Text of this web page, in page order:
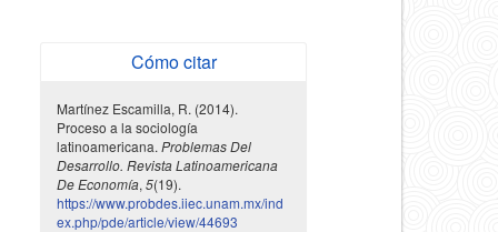
Cómo citar
Martínez Escamilla, R. (2014).
Proceso a la sociología
latinoamericana. Problemas Del
Desarrollo. Revista Latinoamericana
De Economía, 5(19).
https://www.probdes.iiec.unam.mx/ind
ex.php/pde/article/view/44693